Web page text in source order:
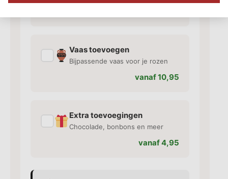
Vaas toevoegen
Bijpassende vaas voor je rozen
vanaf 10,95
Extra toevoegingen
Chocolade, bonbons en meer
vanaf 4,95